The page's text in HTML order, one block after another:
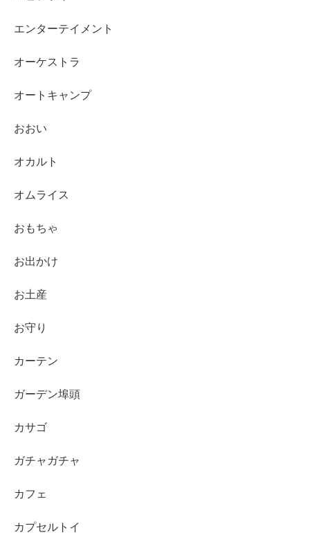
エンターテイメント
オーケストラ
オートキャンプ
おおい
オカルト
オムライス
おもちゃ
お出かけ
お土産
お守り
カーテン
ガーデン埠頭
カサゴ
ガチャガチャ
カフェ
カプセルトイ